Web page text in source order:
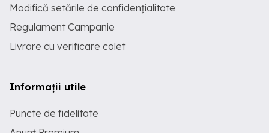
Modifică setările de confidențialitate
Regulament Campanie
Livrare cu verificare colet
Informații utile
Puncte de fidelitate